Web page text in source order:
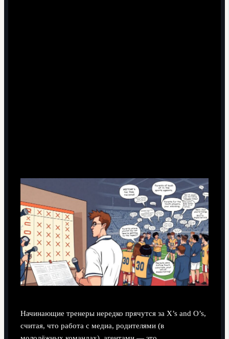
Начинающие тренеры нередко прячутся за X’s and O’s,
считая, что работа с медиа, родителями (в